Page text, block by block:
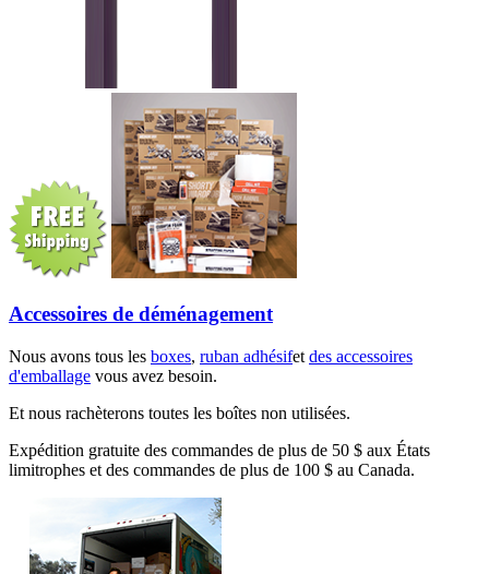
Accessoires de déménagement
Nous avons tous les boxes, ruban adhésifet des accessoires
d'emballage vous avez besoin.
Et nous rachèterons toutes les boîtes non utilisées.
Expédition gratuite des commandes de plus de 50 $ aux États
limitrophes et des commandes de plus de 100 $ au Canada.